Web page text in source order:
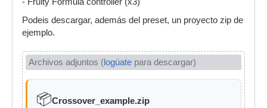
- Fruity Formula controller (x3)
Podeis descargar, además del preset, un proyecto zip de
ejemplo.
Archivos adjuntos (logúate para descargar)
📦Crossover_example.zip